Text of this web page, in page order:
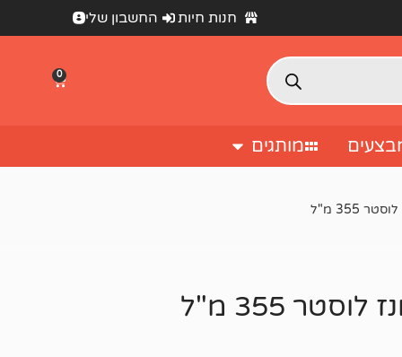
חנות חיות החשבון שלי
0
מותגים
355 מ"ל
355 מ"ל